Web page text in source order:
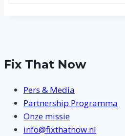
Fix That Now
Pers & Media
Partnership Programma
Onze missie
info@fixthatnow.nl